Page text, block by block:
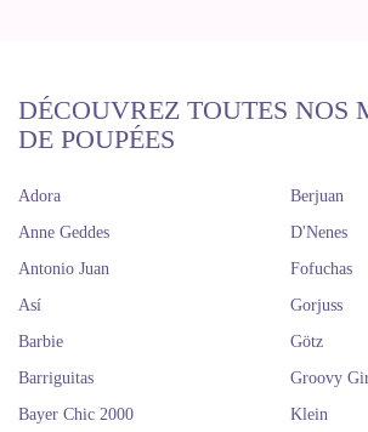
DÉCOUVREZ TOUTES NOS
DE POUPÉES
Adora
Anne Geddes
Antonio Juan
Así
Barbie
Barriguitas
Bayer Chic 2000
Berjuan
D'Nenes
Fofuchas
Gorjuss
Götz
Groovy
Klein